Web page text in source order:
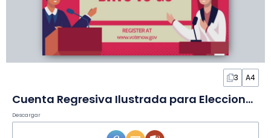
3 A4
Cuenta Regresiva Ilustrada para Elecciones Presidenciales en Póster
Descargar